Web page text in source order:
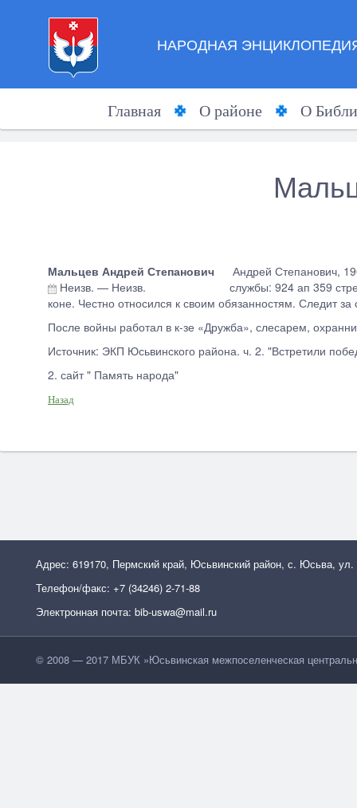
НАРОДНАЯ
Главная О районе О
Мальцев Андрей Степанович
Неизв. — Неизв.
Андрей Степанович,
службы: 924 ап 359
коне. Честно относился к своим обязанностям. Следит
После войны работал в к-зе «Дружба», слесарем,
Источник: ЭКП Юсьвинского района. ч. 2. "Встретили
2. сайт " Память народа"
Назад
Адрес: 619170, Пермский край, Юсьвинский район, с. Юсьва, ул.
Телефон/факс: +7 (34246) 2-71-88
Электронная почта: bib-uswa@mail.ru
© 2008 — 2017 МБУК »Юсьвинская межпоселенческая